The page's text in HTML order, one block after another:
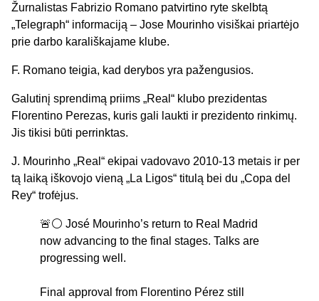
Žurnalistas Fabrizio Romano patvirtino ryte skelbtą
„Telegraph“ informaciją – Jose Mourinho visiškai priartėjo
prie darbo karališkajame klube.
F. Romano teigia, kad derybos yra pažengusios.
Galutinį sprendimą priims „Real“ klubo prezidentas
Florentino Perezas, kuris gali laukti ir prezidento rinkimų.
Jis tikisi būti perrinktas.
J. Mourinho „Real“ ekipai vadovavo 2010-13 metais ir per
tą laiką iškovojo vieną „La Ligos“ titulą bei du „Copa del
Rey“ trofėjus.
🚨⚪️ José Mourinho’s return to Real Madrid
now advancing to the final stages. Talks are
progressing well.
Final approval from Florentino Pérez still